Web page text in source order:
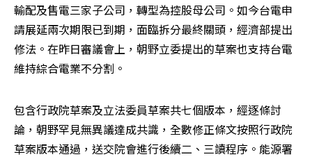
輸配及售電三家子公司，轉型為控股母公司。如今台電申
請展延兩次期限已到期，面臨拆分最終關頭，經濟部提出
修法。在昨日審議會上，朝野立委提出的草案也支持台電
維持綜合電業不分割。
包含行政院草案及立法委員草案共七個版本，經逐條討
論，朝野罕見無異議達成共識，全數修正條文按照行政院
草案版本通過，送交院會進行後續二、三讀程序。能源署